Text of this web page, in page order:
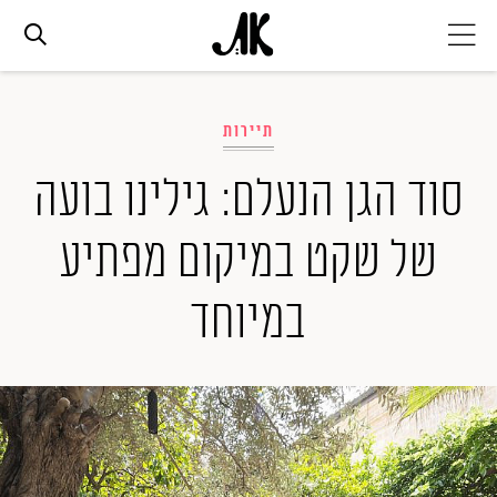
אופנה
ביוטי
סלבס
ערוצים נוספים
המגזין
תיירות
סוד הגן הנעלם: גילינו בועה
של שקט במיקום מפתיע
במיוחד